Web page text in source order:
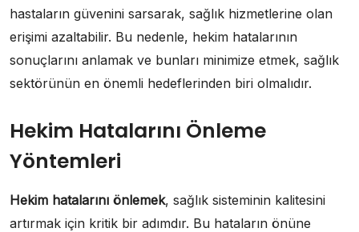
hastaların güvenini sarsarak, sağlık hizmetlerine olan
erişimi azaltabilir. Bu nedenle, hekim hatalarının
sonuçlarını anlamak ve bunları minimize etmek, sağlık
sektörünün en önemli hedeflerinden biri olmalıdır.
Hekim Hatalarını Önleme
Yöntemleri
Hekim hatalarını önlemek, sağlık sisteminin kalitesini
artırmak için kritik bir adımdır. Bu hataların önüne